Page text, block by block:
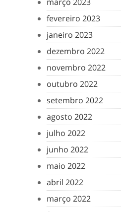
fevereiro 2023
janeiro 2023
dezembro 2022
novembro 2022
outubro 2022
setembro 2022
agosto 2022
julho 2022
junho 2022
maio 2022
abril 2022
março 2022